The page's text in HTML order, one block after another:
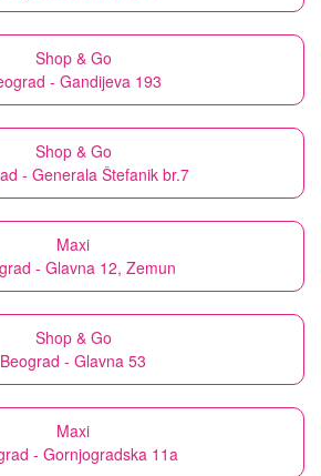
Shop & Go
- Gandijeva 193
Shop & Go
- Generala Štefanik br.7
Maxi
- Glavna 12, Zemun
Shop & Go
Beograd - Glavna 53
Maxi
- Gornjogradska 11a